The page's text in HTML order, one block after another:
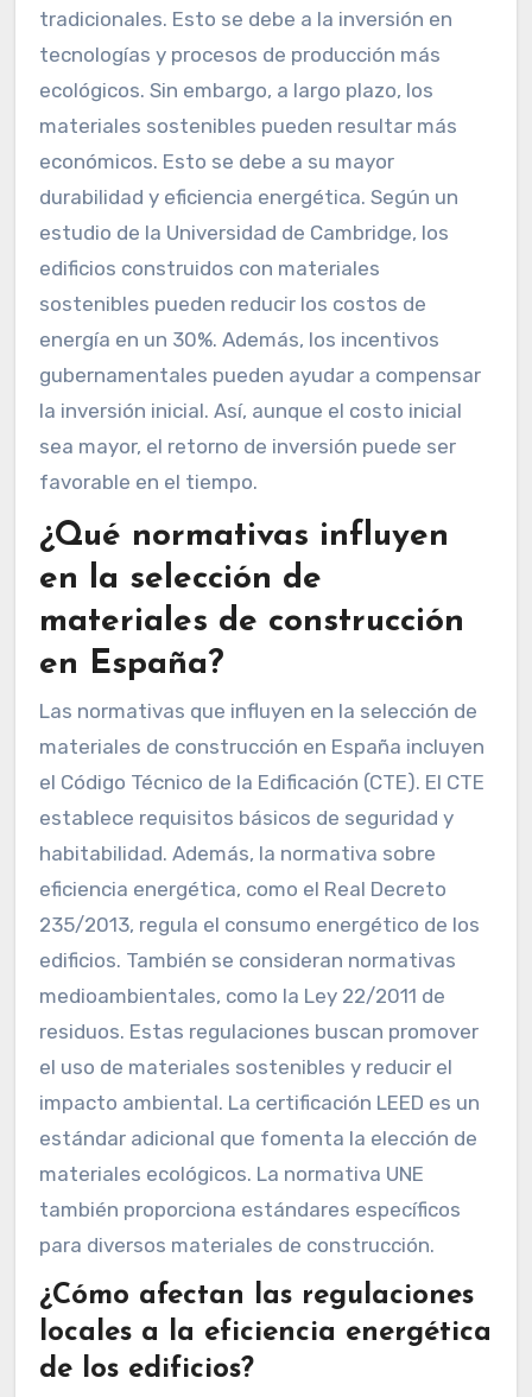
tradicionales. Esto se debe a la inversión en
tecnologías y procesos de producción más
ecológicos. Sin embargo, a largo plazo, los
materiales sostenibles pueden resultar más
económicos. Esto se debe a su mayor
durabilidad y eficiencia energética. Según un
estudio de la Universidad de Cambridge, los
edificios construidos con materiales
sostenibles pueden reducir los costos de
energía en un 30%. Además, los incentivos
gubernamentales pueden ayudar a compensar
la inversión inicial. Así, aunque el costo inicial
sea mayor, el retorno de inversión puede ser
favorable en el tiempo.
¿Qué normativas influyen
en la selección de
materiales de construcción
en España?
Las normativas que influyen en la selección de
materiales de construcción en España incluyen
el Código Técnico de la Edificación (CTE). El CTE
establece requisitos básicos de seguridad y
habitabilidad. Además, la normativa sobre
eficiencia energética, como el Real Decreto
235/2013, regula el consumo energético de los
edificios. También se consideran normativas
medioambientales, como la Ley 22/2011 de
residuos. Estas regulaciones buscan promover
el uso de materiales sostenibles y reducir el
impacto ambiental. La certificación LEED es un
estándar adicional que fomenta la elección de
materiales ecológicos. La normativa UNE
también proporciona estándares específicos
para diversos materiales de construcción.
¿Cómo afectan las regulaciones
locales a la eficiencia energética
de los edificios?